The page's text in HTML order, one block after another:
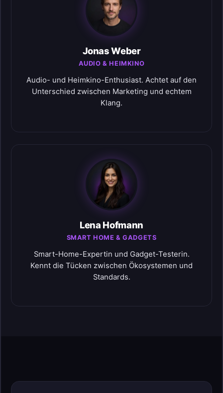
Jonas Weber
AUDIO & HEIMKINO
Audio- und Heimkino-Enthusiast. Achtet auf den
Unterschied zwischen Marketing und echtem
Klang.
Lena Hofmann
SMART HOME & GADGETS
Smart-Home-Expertin und Gadget-Testerin.
Kennt die Tücken zwischen Ökosystemen und
Standards.